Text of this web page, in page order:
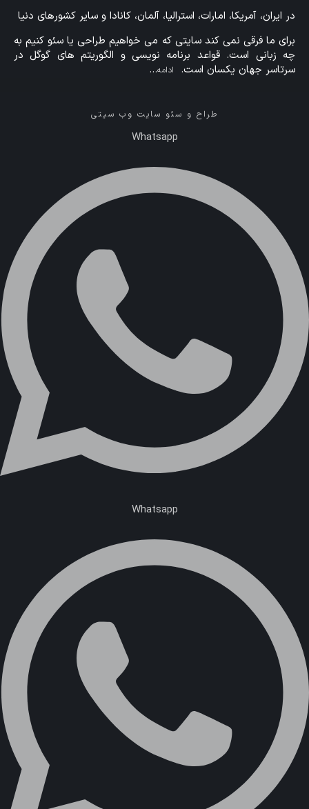
در ایران، آمریکا، امارات، استرالیا، آلمان، کانادا و سایر کشورهای دنیا
برای ما فرقی نمی کند سایتی که می خواهیم طراحی یا سئو کنیم به
چه زبانی است. قواعد برنامه نویسی و الگوریتم های گوگل در
سرتاسر جهان یکسان است.
ادامه…
طراح و سئو سایت وب سیتی
Whatsapp
Whatsapp